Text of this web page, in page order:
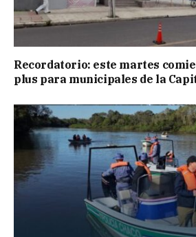
Recordatorio: este martes
plus para municipales de la